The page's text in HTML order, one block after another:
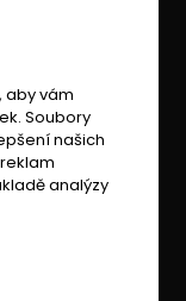
aby vám
Soubory
našich
analýzy